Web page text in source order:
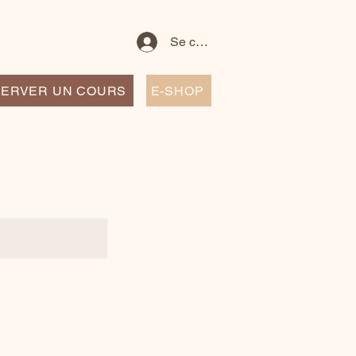
Se connecter
UN COURS E-SHOP